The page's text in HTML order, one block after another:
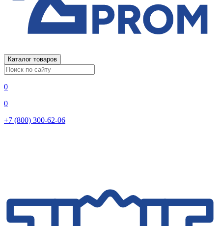
Каталог товаров
0
0
+7 (800) 300-62-06